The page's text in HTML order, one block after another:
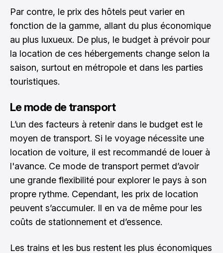
Par contre, le prix des hôtels peut varier en
fonction de la gamme, allant du plus économique
au plus luxueux. De plus, le budget à prévoir pour
la location de ces hébergements change selon la
saison, surtout en métropole et dans les parties
touristiques.
Le mode de transport
L’un des facteurs à retenir dans le budget est le
moyen de transport. Si le voyage nécessite une
location de voiture, il est recommandé de louer à
l'avance. Ce mode de transport permet d’avoir
une grande flexibilité pour explorer le pays à son
propre rythme. Cependant, les prix de location
peuvent s’accumuler. Il en va de même pour les
coûts de stationnement et d’essence.
Les trains et les bus restent les plus économiques